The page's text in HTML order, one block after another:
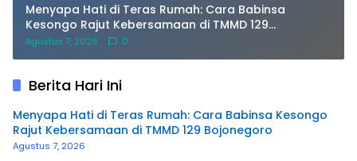
Menyapa Hati di Teras Rumah: Cara Babinsa
Kesongo Rajut Kebersamaan di TMMD 129
Bojonegoro
Agustus 7, 2026 0
Berita Hari Ini
Menyapa Hati di Teras Rumah: Cara Babinsa Kesongo
Rajut Kebersamaan di TMMD 129 Bojonegoro
Agustus 7, 2026